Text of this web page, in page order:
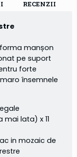
RECENZII
manșon
pe suport
forte
însemnele
lata) x 11
in mozaic de